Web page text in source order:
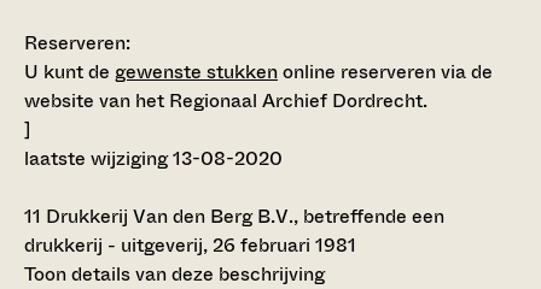
Reserveren:
U kunt de gewenste stukkenonline reserveren via de
website van het Regionaal Archief Dordrecht.
]
laatste wijziging 13-08-2020
11 Drukkerij Van den Berg B.V., betreffende een
drukkerij - uitgeverij, 26 februari 1981
Toon details van deze beschrijving